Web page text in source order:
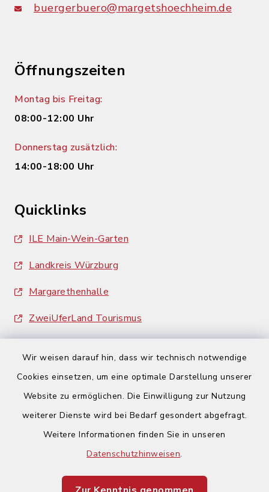
Wir weisen darauf hin, dass wir technisch notwendige
Cookies einsetzen, um eine optimale Darstellung unserer
Website zu ermöglichen. Die Einwilligung zur Nutzung
weiterer Dienste wird bei Bedarf gesondert abgefragt.
Weitere Informationen finden Sie in unseren
Datenschutzhinweisen.
buergerbuero@margetshoechheim.de
Öffnungszeiten
Montag bis Freitag:
08:00-12:00 Uhr
Donnerstag zusätzlich:
14:00-18:00 Uhr
Quicklinks
ILE Main-Wein-Garten
Landkreis Würzburg
Margarethenhalle
ZweiUferLand Tourismus
Barrierefreiheit